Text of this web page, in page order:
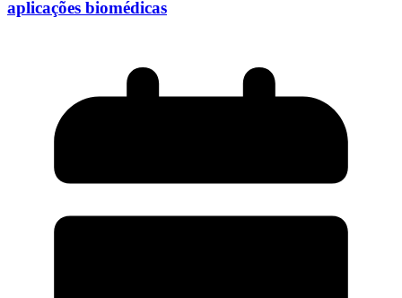
aplicações biomédicas